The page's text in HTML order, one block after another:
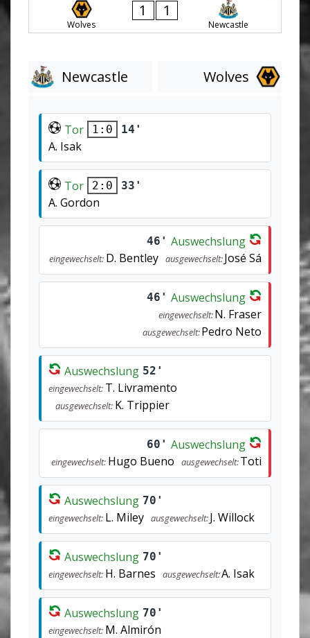
Wolves
1 1
Newcastle
Newcastle Wolves
Tor 1:0 14'
A. Isak
Tor 2:0 33'
A. Gordon
46' Auswechslung
eingewechselt: D. Bentley ausgewechselt:José Sá
46' Auswechslung
eingewechselt:N. Fraser
ausgewechselt:Pedro Neto
Auswechslung 52'
eingewechselt: T. Livramento
ausgewechselt: K. Trippier
60' Auswechslung
eingewechselt: Hugo Bueno ausgewechselt:Toti
Auswechslung 70'
eingewechselt: L. Miley ausgewechselt:J. Willock
Auswechslung 70'
eingewechselt: H. Barnes ausgewechselt:A. Isak
Auswechslung 70'
eingewechselt: M. Almirón